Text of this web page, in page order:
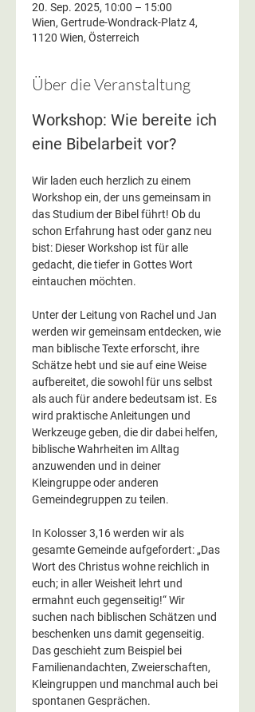
20. Sep. 2025, 10:00 – 15:00
Wien, Gertrude-Wondrack-Platz 4,
1120 Wien, Österreich
Über die Veranstaltung
Workshop: Wie bereite ich
eine Bibelarbeit vor?
Wir laden euch herzlich zu einem
Workshop ein, der uns gemeinsam in
das Studium der Bibel führt! Ob du
schon Erfahrung hast oder ganz neu
bist: Dieser Workshop ist für alle
gedacht, die tiefer in Gottes Wort
eintauchen möchten.
Unter der Leitung von Rachel und Jan
werden wir gemeinsam entdecken, wie
man biblische Texte erforscht, ihre
Schätze hebt und sie auf eine Weise
aufbereitet, die sowohl für uns selbst
als auch für andere bedeutsam ist. Es
wird praktische Anleitungen und
Werkzeuge geben, die dir dabei helfen,
biblische Wahrheiten im Alltag
anzuwenden und in deiner
Kleingruppe oder anderen
Gemeindegruppen zu teilen.
In Kolosser 3,16 werden wir als
gesamte Gemeinde aufgefordert: „Das
Wort des Christus wohne reichlich in
euch; in aller Weisheit lehrt und
ermahnt euch gegenseitig!“ Wir
suchen nach biblischen Schätzen und
beschenken uns damit gegenseitig.
Das geschieht zum Beispiel bei
Familienandachten, Zweierschaften,
Kleingruppen und manchmal auch bei
spontanen Gesprächen.